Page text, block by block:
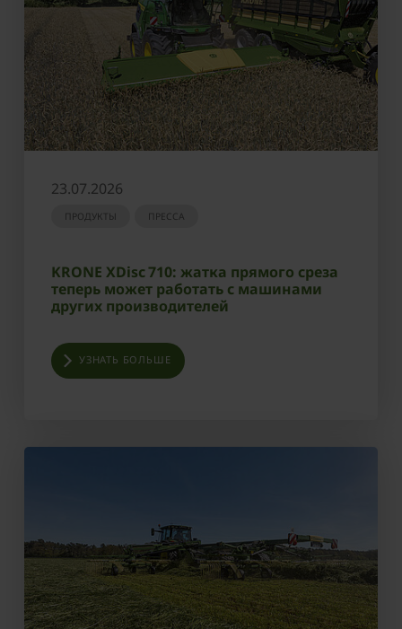
23.07.2026
ПРОДУКТЫ ПРЕССА
KRONE XDisc 710: жатка прямого среза
теперь может работать с машинами
других производителей
УЗНАТЬ БОЛЬШЕ